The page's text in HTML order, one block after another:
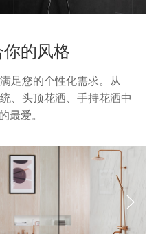
的风格
足您的个性化需求。从
、头顶花洒、手持花洒中
最爱。